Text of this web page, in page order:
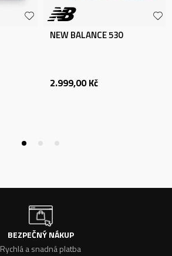
NEW BALANCE 530
2.999,00 Kč
BEZPEČNÝ NÁKUP
Rychlá a snadná platba